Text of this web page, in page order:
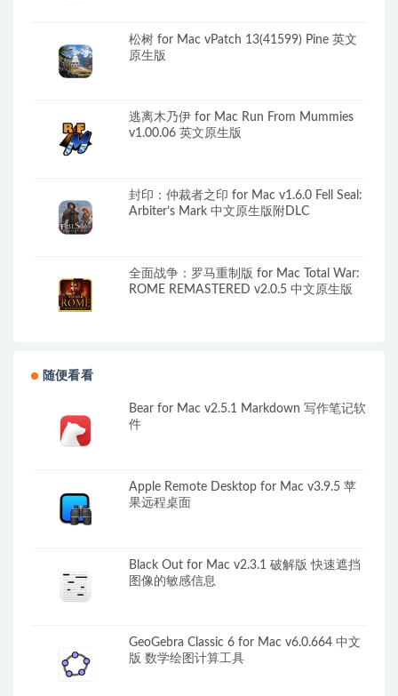
松树 for Mac vPatch 13(41599) Pine 英文
原生版
逃离木乃伊 for Mac Run From Mummies
v1.00.06 英文原生版
封印：仲裁者之印 for Mac v1.6.0 Fell Seal:
Arbiter’s Mark 中文原生版附DLC
全面战争：罗马重制版 for Mac Total War:
ROME REMASTERED v2.0.5 中文原生版
随便看看
Bear for Mac v2.5.1 Markdown 写作笔记软
件
Apple Remote Desktop for Mac v3.9.5 苹
果远程桌面
Black Out for Mac v2.3.1 破解版 快速遮挡
图像的敏感信息
GeoGebra Classic 6 for Mac v6.0.664 中文
版 数学绘图计算工具